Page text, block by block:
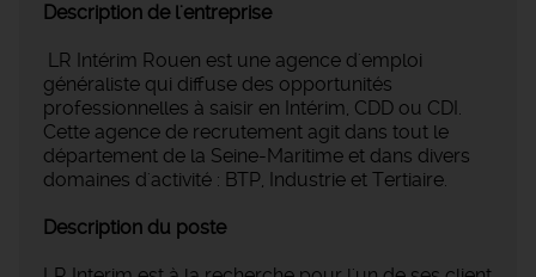
Description de l'entreprise
LR Intérim Rouen est une agence d'emploi
généraliste qui diffuse des opportunités
professionnelles à saisir en Intérim, CDD ou CDI.
Cette agence de recrutement agit dans tout le
département de la Seine-Maritime et dans divers
domaines d'activité : BTP, Industrie et Tertiaire.
Description du poste